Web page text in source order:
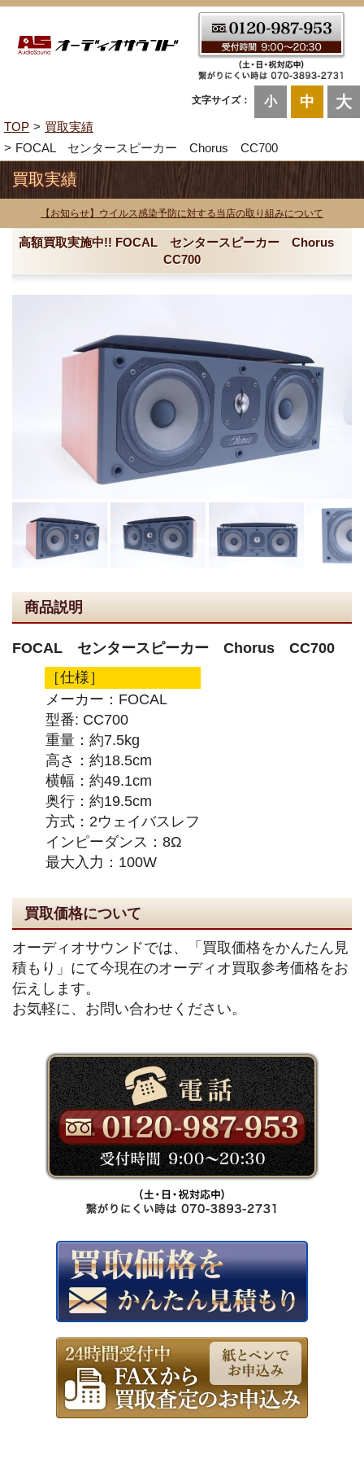
文字サイズ： 小 中 大
TOP
買取実績
FOCAL センタースピーカー Chorus CC700
買取実績
【お知らせ】ウイルス感染予防に対する当店の取り組みについて
高額買取実施中!! FOCAL センタースピーカー Chorus
CC700
商品説明
FOCAL センタースピーカー Chorus CC700
［仕様］
メーカー：FOCAL
型番: CC700
重量：約7.5kg
高さ：約18.5cm
横幅：約49.1cm
奥行：約19.5cm
方式：2ウェイバスレフ
インピーダンス：8Ω
最大入力：100W
買取価格について
オーディオサウンドでは、「買取価格をかんたん見
積もり」にて今現在のオーディオ買取参考価格をお
伝えします。
お気軽に、お問い合わせください。